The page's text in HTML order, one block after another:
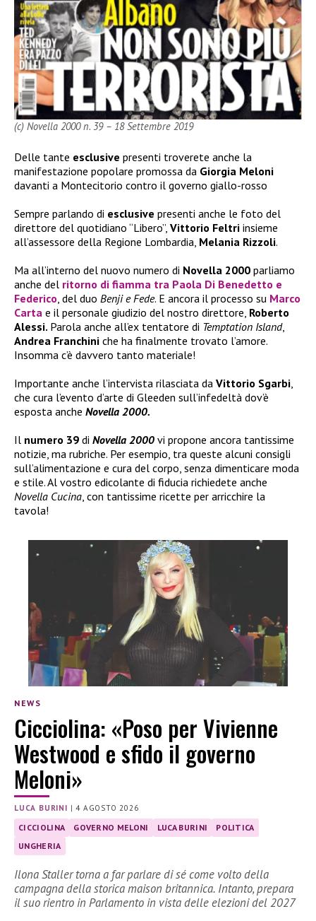
(c) Novella 2000 n. 39 – 18 Settembre 2019
Delle tante esclusive presenti troverete anche la
manifestazione popolare promossa da Giorgia Meloni
davanti a Montecitorio contro il governo giallo-rosso
Sempre parlando di esclusive presenti anche le foto del
direttore del quotidiano “Libero”, Vittorio Feltri insieme
all’assessore della Regione Lombardia, Melania Rizzoli.
Ma all’interno del nuovo numero di Novella 2000 parliamo
anche del ritorno di fiamma tra Paola Di Benedetto e
Federico, del duo Benji e Fede. E ancora il processo su Marco
Carta e il personale giudizio del nostro direttore, Roberto
Alessi. Parola anche all’ex tentatore di Temptation Island,
Andrea Franchini che ha finalmente trovato l’amore.
Insomma c’è davvero tanto materiale!
Importante anche l’intervista rilasciata da Vittorio Sgarbi,
che cura l’evento d’arte di Gleeden sull’infedeltà dov’è
esposta anche Novella 2000.
Il numero 39 di Novella 2000 vi propone ancora tantissime
notizie, ma rubriche. Per esempio, tra queste alcuni consigli
sull’alimentazione e cura del corpo, senza dimenticare moda
e stile. Al vostro edicolante di fiducia richiedete anche
Novella Cucina, con tantissime ricette per arricchire la
tavola!
NEWS
Cicciolina: «Poso per Vivienne
Westwood e sfido il governo
Meloni»
LUCA BURINI |4 AGOSTO 2026
CICCIOLINA GOVERNO MELONI LUCA BURINI
POLITICA
UNGHERIA
Ilona Staller torna a far parlare di sé come volto della
campagna della storica maison britannica. Intanto, prepara
il suo rientro in Parlamento in vista delle elezioni del 2027